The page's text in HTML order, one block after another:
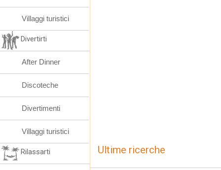
Ultime ricerche
Villaggi turistici
Divertirti
After Dinner
Discoteche
Divertimenti
Villaggi turistici
Rilassarti